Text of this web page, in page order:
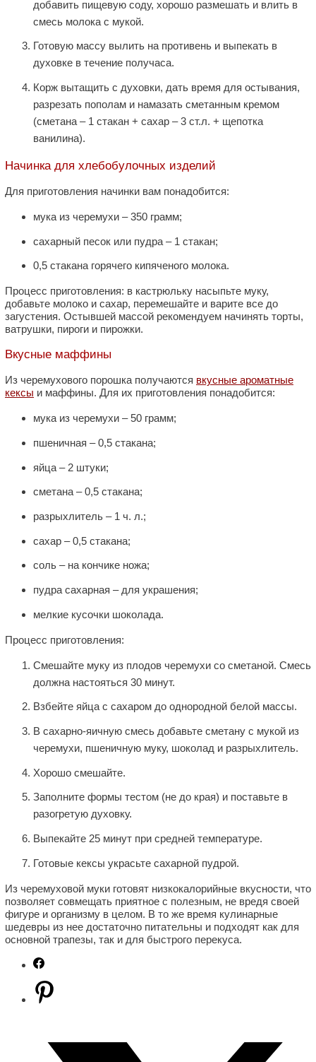
добавить пищевую соду, хорошо размешать и влить в
смесь молока с мукой.
Готовую массу вылить на противень и выпекать в
духовке в течение получаса.
Корж вытащить с духовки, дать время для остывания,
разрезать пополам и намазать сметанным кремом
(сметана ‒ 1 стакан + сахар ‒ 3 ст.л. + щепотка
ванилина).
Начинка для хлебобулочных изделий
Для приготовления начинки вам понадобится:
мука из черемухи – 350 грамм;
сахарный песок или пудра – 1 стакан;
0,5 стакана горячего кипяченого молока.
Процесс приготовления: в кастрюльку насыпьте муку,
добавьте молоко и сахар, перемешайте и варите все до
загустения. Остывшей массой рекомендуем начинять торты,
ватрушки, пироги и пирожки.
Вкусные маффины
Из черемухового порошка получаются вкусные ароматные
кексы и маффины. Для их приготовления понадобится:
мука из черемухи ‒ 50 грамм;
пшеничная ‒ 0,5 стакана;
яйца ‒ 2 штуки;
сметана ‒ 0,5 стакана;
разрыхлитель ‒ 1 ч. л.;
сахар ‒ 0,5 стакана;
соль ‒ на кончике ножа;
пудра сахарная ‒ для украшения;
мелкие кусочки шоколада.
Процесс приготовления:
Смешайте муку из плодов черемухи со сметаной. Смесь
должна настояться 30 минут.
Взбейте яйца с сахаром до однородной белой массы.
В сахарно-яичную смесь добавьте сметану с мукой из
черемухи, пшеничную муку, шоколад и разрыхлитель.
Хорошо смешайте.
Заполните формы тестом (не до края) и поставьте в
разогретую духовку.
Выпекайте 25 минут при средней температуре.
Готовые кексы украсьте сахарной пудрой.
Из черемуховой муки готовят низкокалорийные вкусности, что
позволяет совмещать приятное с полезным, не вредя своей
фигуре и организму в целом. В то же время кулинарные
шедевры из нее достаточно питательны и подходят как для
основной трапезы, так и для быстрого перекуса.